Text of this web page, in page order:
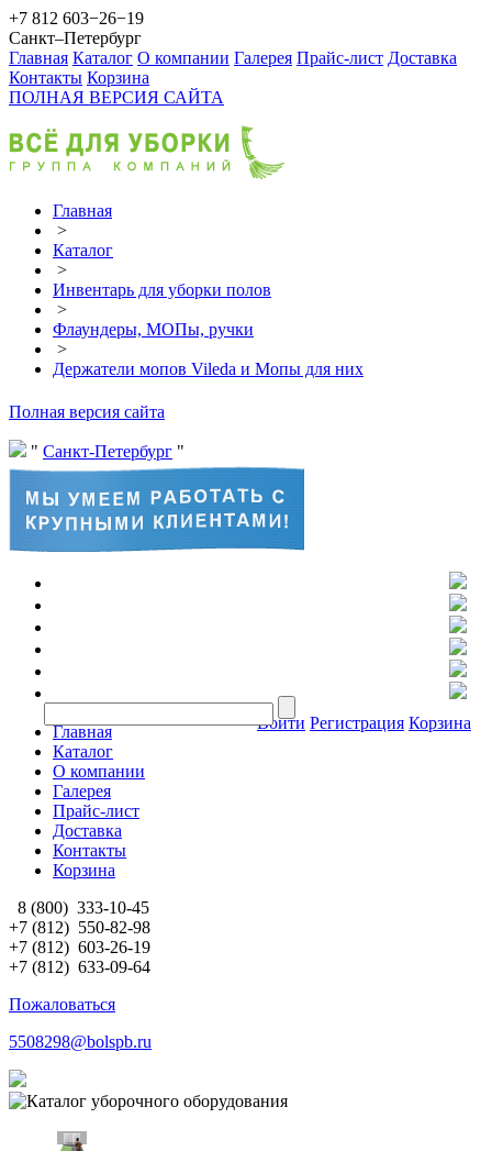
+7 812 603−26−19
Санкт–Петербург
Главная Каталог О компании Галерея Прайс-лист Доставка
Контакты Корзина
ПОЛНАЯ ВЕРСИЯ САЙТА
Главная
>
Каталог
>
Инвентарь для уборки полов
>
Флаундеры, МОПы, ручки
>
Держатели мопов Vileda и Мопы для них
Полная версия сайта
Санкт-Петербург
Войти Регистрация Корзина
Главная
Каталог
О компании
Галерея
Прайс-лист
Доставка
Контакты
Корзина
8 (800) 333-10-45
+7 (812) 550-82-98
+7 (812) 603-26-19
+7 (812) 633-09-64
Пожаловаться
5508298@bolspb.ru